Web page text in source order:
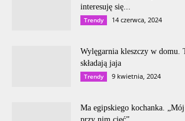
interesuję się...
Trendy 14 czerwca, 2024
Wylęgarnia kleszczy w domu.
składają jaja
Trendy 9 kwietnia, 2024
Ma egipskiego kochanka.